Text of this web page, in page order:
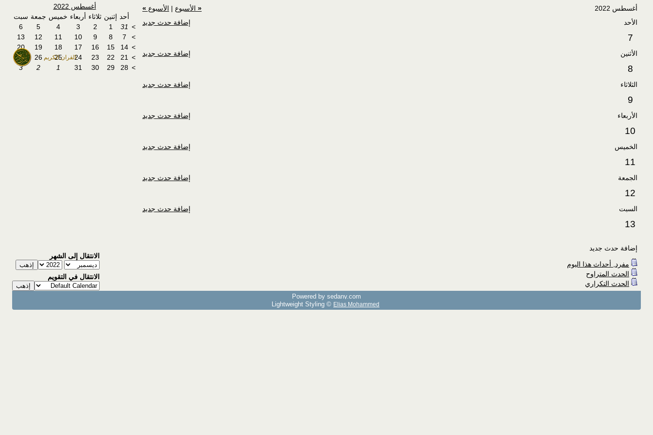
القران الكريم
« الأسبوع | الأسبوع »
أغسطس 2022
إضافة حدث جديد
الأحد
7
إضافة حدث جديد الأثنين
8
إضافة حدث جديد الثلاثاء
9
إضافة حدث جديد الأربعاء
10
إضافة حدث جديد الخميس
11
إضافة حدث جديد الجمعة
12
إضافة حدث جديد السبت
13
أغسطس 2022
أحد إثنين ثلاثاء أربعاء خميس جمعة سبت
>
31
1
2
3
4
5
6
>
7
8
9
10
11
12
13
>
14
15
16
17
18
19
20
>
21
22
23
24
25
26
27
>
28
29
30
31
1
2
3
إضافة حدث جديد
مفرد, أحداث هذا اليوم
الحدث المتراوح
الحدث التكراري
الانتقال إلى الشهر
الانتقال في التقويم
Powered by sedany.com
Lightweight Styling © Elias Mohammed